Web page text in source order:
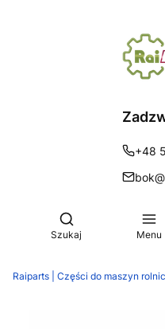
+48
Otwórz
Szukaj Menu
Raiparts | Części do maszyn